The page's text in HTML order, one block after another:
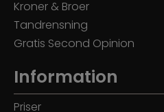
Kroner & Broer
Tandrensning
Gratis Second Opinion
Information
Priser